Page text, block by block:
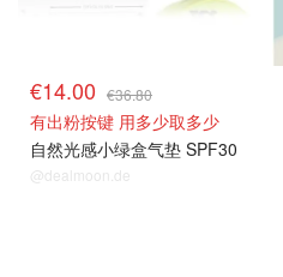
€14.00 €36.80
有出粉按键 用多少取多少
自然光感小绿盒气垫 SPF30
@dealmoon.de